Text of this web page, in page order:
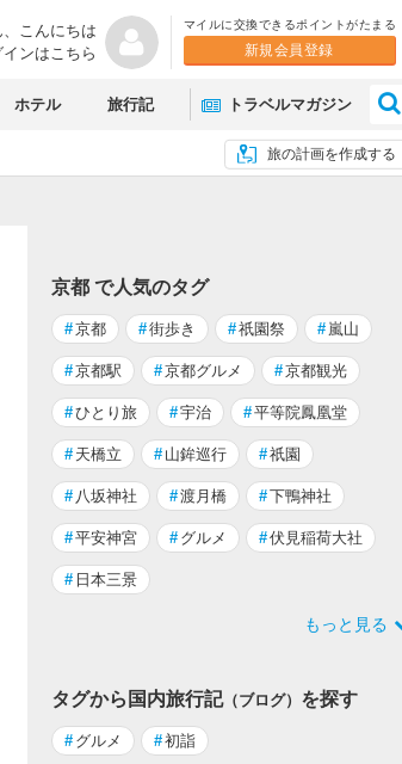
こんにちは
インはこちら
マイルに交換できるポイントがたまる
新規会員登録
ホテル 旅行記 トラベルマガジン
旅の計画を作成する
京都 で人気のタグ
#京都 #街歩き #祇園祭 # 嵐山
#京都駅 #京都グルメ #京都観光
#ひとり旅 #宇治 #平等院鳳凰堂
# 天橋立 # 山鉾巡行 #祇園
# 八坂神社 #渡月橋 #下鴨神社
#平安神宮 # グルメ #伏見稲荷大社
# 日本三景
もっと見る
タグから国内旅行記（ブログ） を探す
# グルメ #初詣